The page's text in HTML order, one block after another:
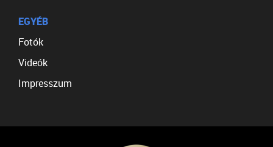
EGYÉB
Fotók
Videók
Impresszum